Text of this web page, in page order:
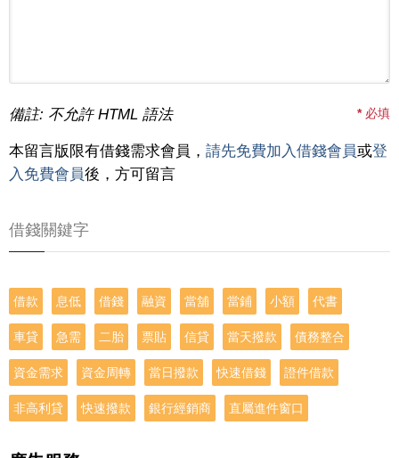
備註: 不允許 HTML 語法 *必填
本留言版限有借錢需求會員， 請先免費加入借錢會員或登
入免費會員後，方可留言
借錢關鍵字
借款 息低 借錢 融資 當舖 當鋪 小額 代書
車貸 急需 二胎 票貼 信貸 當天撥款 債務整合
資金需求 資金周轉 當日撥款 快速借錢 證件借款
非高利貸 快速撥款 銀行經銷商 直屬進件窗口